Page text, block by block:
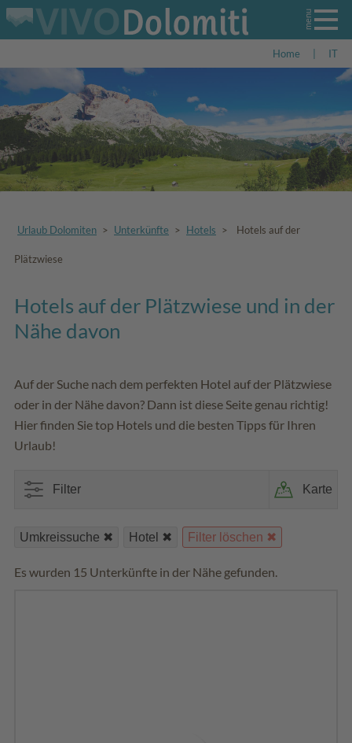
Home IT
Urlaub Dolomiten > Unterkünfte > Hotels > Hotels auf der
Plätzwiese
Hotels auf der Plätzwiese und in der
Nähe davon
Auf der Suche nach dem perfekten Hotel auf der Plätzwiese
oder in der Nähe davon? Dann ist diese Seite genau richtig!
Hier finden Sie top Hotels und die besten Tipps für Ihren
Urlaub!
15
Filter Karte
Umkreissuche Hotel Filter löschen
Es wurden 15 Unterkünfte in der Nähe gefunden.